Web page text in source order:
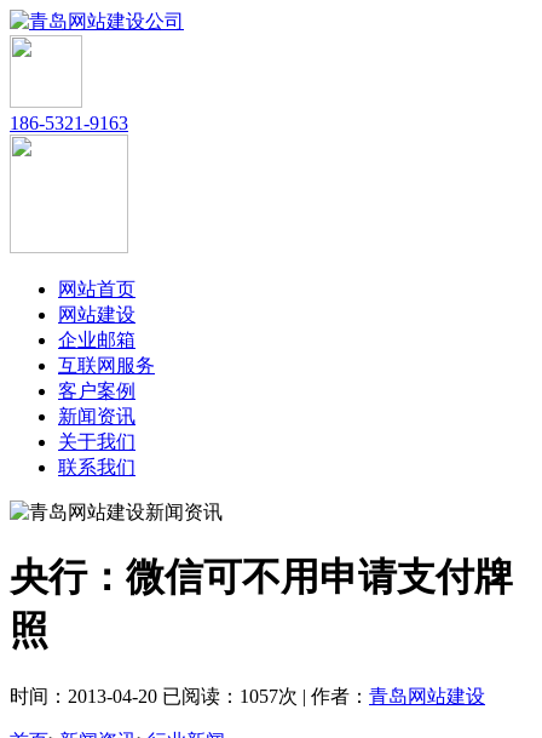
186-5321-9163
网站首页
网站建设
企业邮箱
互联网服务
客户案例
新闻资讯
关于我们
联系我们
央行：微信可不用申请支付牌
照
时间：2013-04-20 已阅读：1057次 | 作者： 青岛网站建设